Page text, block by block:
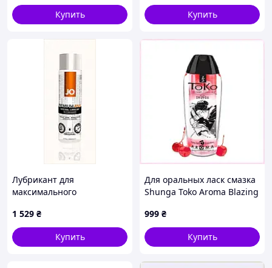
Купить
Купить
Лубрикант для
максимального
72XA8195
1 529 ₴
Купить
Для оральных ласк смазка
Shunga Toko Aroma Blazing
999 ₴
Купить